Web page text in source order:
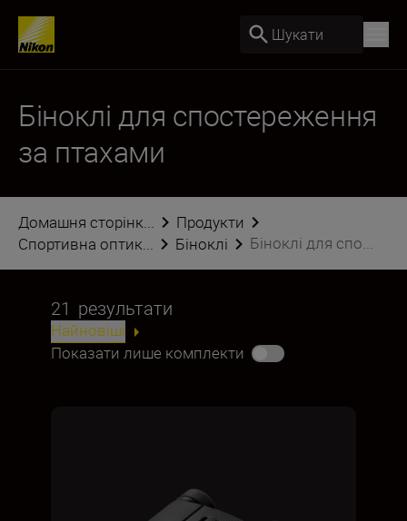
Шукати
Біноклі для спостереження
за птахами
Домашня сторінк...
Продукти
Спортивна оптик...
Біноклі Біноклі для спо...
21 результати
Найновіші
Показати лише комплекти